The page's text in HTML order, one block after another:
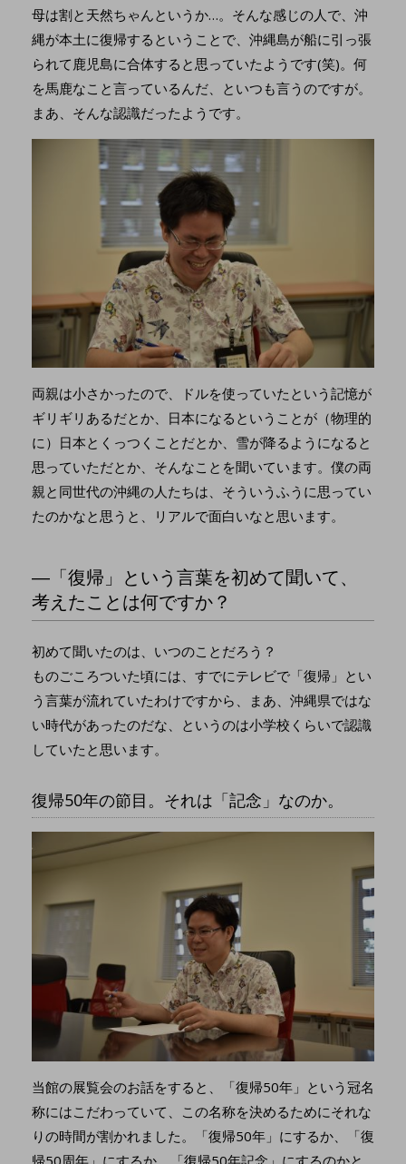
母は割と天然ちゃんというか…。そんな感じの人で、沖
縄が本土に復帰するということで、沖縄島が船に引っ張
られて鹿児島に合体すると思っていたようです(笑)。何
を馬鹿なこと言っているんだ、といつも言うのですが。
まあ、そんな認識だったようです。
両親は小さかったので、ドルを使っていたという記憶が
ギリギリあるだとか、日本になるということが（物理的
に）日本とくっつくことだとか、雪が降るようになると
思っていただとか、そんなことを聞いています。僕の両
親と同世代の沖縄の人たちは、そういうふうに思ってい
たのかなと思うと、リアルで面白いなと思います。
―「復帰」という言葉を初めて聞いて、
考えたことは何ですか？
初めて聞いたのは、いつのことだろう？
ものごころついた頃には、すでにテレビで「復帰」とい
う言葉が流れていたわけですから、まあ、沖縄県ではな
い時代があったのだな、というのは小学校くらいで認識
していたと思います。
復帰50年の節目。それは「記念」なのか。​​​
当館の展覧会のお話をすると、「復帰50年」という冠名
称にはこだわっていて、この名称を決めるためにそれな
りの時間が割かれました。「復帰50年」にするか、「復
帰50周年」にするか、「復帰50年記念」にするのかと